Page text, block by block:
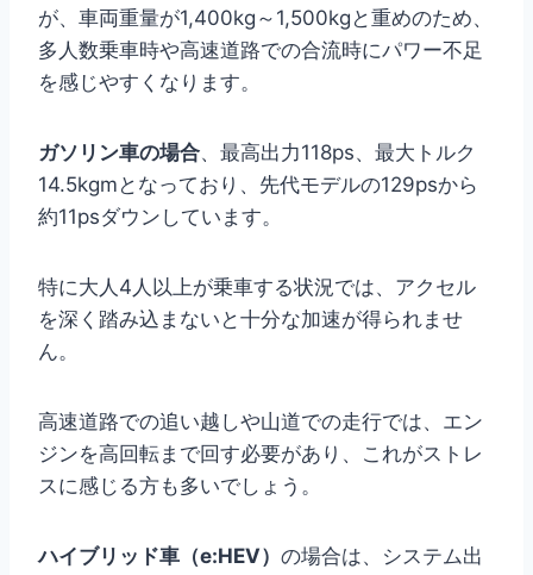
が、車両重量が1,400kg～1,500kgと重めのため、
多人数乗車時や高速道路での合流時にパワー不足
を感じやすくなります。
ガソリン車の場合、最高出力118ps、最大トルク
14.5kgmとなっており、先代モデルの129psから
約11psダウンしています。
特に大人4人以上が乗車する状況では、アクセル
を深く踏み込まないと十分な加速が得られませ
ん。
高速道路での追い越しや山道での走行では、エン
ジンを高回転まで回す必要があり、これがストレ
スに感じる方も多いでしょう。
ハイブリッド車（e:HEV） の場合は、システム出